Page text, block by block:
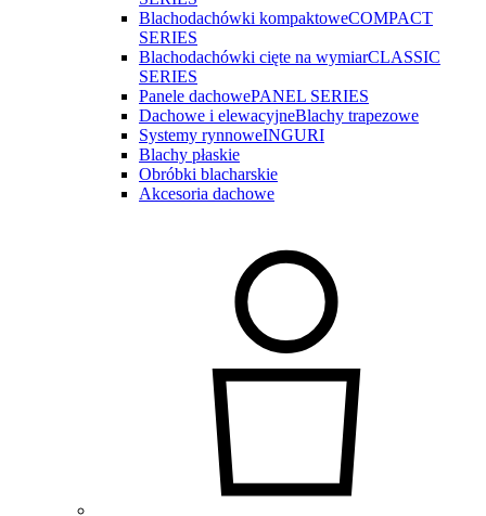
Blachodachówki kompaktoweCOMPACT
SERIES
Blachodachówki cięte na wymiarCLASSIC
SERIES
Panele dachowePANEL SERIES
Dachowe i elewacyjneBlachy trapezowe
Systemy rynnoweINGURI
Blachy płaskie
Obróbki blacharskie
Akcesoria dachowe